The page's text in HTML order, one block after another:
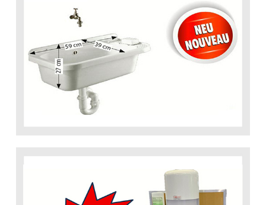
Spülwanne / Lavabo
... weiter
Direkt Bestellen
Hygieneartikel